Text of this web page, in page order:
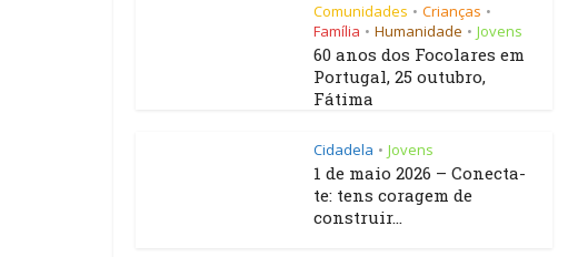
Comunidades • Crianças •
Família • Humanidade • Jovens
60 anos dos Focolares em
Portugal, 25 outubro,
Fátima
Cidadela • Jovens
1 de maio 2026 – Conecta-
te: tens coragem de
construir...